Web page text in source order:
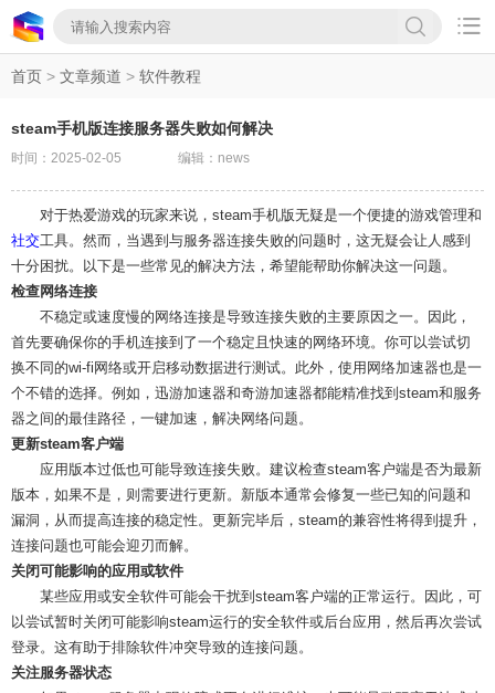

首页 > 文章频道 > 软件教程
steam手机版连接服务器失败如何解决
时间：2025-02-05 编辑：news
对于热爱游戏的玩家来说，steam手机版无疑是一个便捷的游戏管理和
社交工具。然而，当遇到与服务器连接失败的问题时，这无疑会让人感到
十分困扰。以下是一些常见的解决方法，希望能帮助你解决这一问题。
检查网络连接
不稳定或速度慢的网络连接是导致连接失败的主要原因之一。因此，
首先要确保你的手机连接到了一个稳定且快速的网络环境。你可以尝试切
换不同的wi-fi网络或开启移动数据进行测试。此外，使用网络加速器也是一
个不错的选择。例如，迅游加速器和奇游加速器都能精准找到steam和服务
器之间的最佳路径，一键加速，解决网络问题。
更新steam客户端
应用版本过低也可能导致连接失败。建议检查steam客户端是否为最新
版本，如果不是，则需要进行更新。新版本通常会修复一些已知的问题和
漏洞，从而提高连接的稳定性。更新完毕后，steam的兼容性将得到提升，
连接问题也可能会迎刃而解。
关闭可能影响的应用或软件
某些应用或安全软件可能会干扰到steam客户端的正常运行。因此，可
以尝试暂时关闭可能影响steam运行的安全软件或后台应用，然后再次尝试
登录。这有助于排除软件冲突导致的连接问题。
关注服务器状态